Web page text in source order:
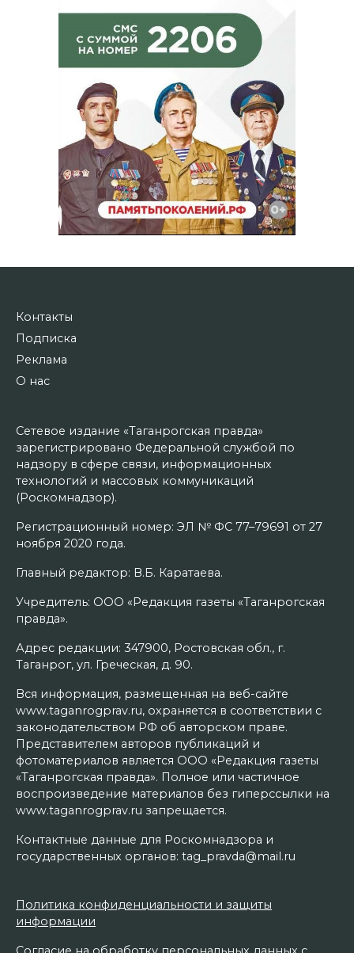
Контакты
Подписка
Реклама
О нас
Сетевое издание «Таганрогская правда»
зарегистрировано Федеральной службой по
надзору в сфере связи, информационных
технологий и массовых коммуникаций
(Роскомнадзор).
Регистрационный номер: ЭЛ № ФС 77–79691 от 27
ноября 2020 года.
Главный редактор: В.Б. Каратаева.
Учредитель: ООО «Редакция газеты «Таганрогская
правда».
Адрес редакции: 347900, Ростовская обл., г.
Таганрог, ул. Греческая, д. 90.
Вся информация, размещенная на веб-сайте
www.taganrogprav.ru, охраняется в соответствии с
законодательством РФ об авторском праве.
Представителем авторов публикаций и
фотоматериалов является ООО «Редакция газеты
«Таганрогская правда». Полное или частичное
воспроизведение материалов без гиперссылки на
www.taganrogprav.ru запрещается.
Контактные данные для Роскомнадзора и
государственных органов: tag_pravda@mail.ru
Политика конфиденциальности и защиты
информации